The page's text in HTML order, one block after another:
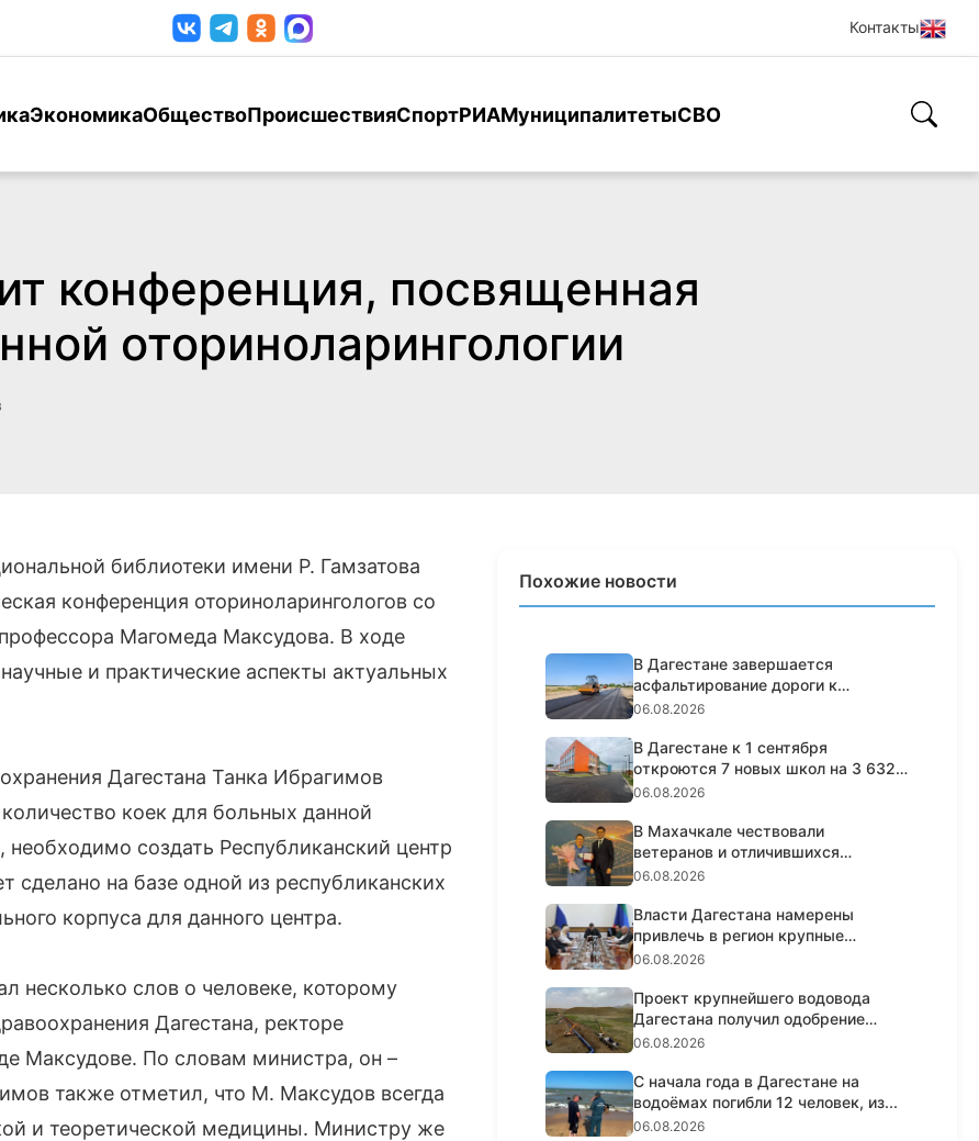
Контакты
ЭкономикаОбществоПроисшествияСпортРИАМуниципалитетыСВО
конференция, посвященная
оториноларингологии
библиотеки имени Р. Гамзатова
конференция оториноларингологов со
Магомеда Максудова. В ходе
и практические аспекты актуальных
Дагестана Танка Ибрагимов
коек для больных данной
создать Республиканский центр
сделано на базе одной из республиканских
корпуса для данного центра.
несколько слов о человеке, которому
Дагестана, ректоре
Максудове. По словам министра, он –
также отметил, что М. Максудов всегда
и теоретической медицины. Министру же
Похожие новости
В Дагестане завершается
асфальтирование дороги к
Самурскому...
06.08.2026
В Дагестане к 1 сентября
откроются 7 новых школ на 3 632
мес...
06.08.2026
В Махачкале чествовали
ветеранов и отличившихся
работников с...
06.08.2026
Власти Дагестана намерены
привлечь в регион крупные
сетевые...
06.08.2026
Проект крупнейшего водовода
Дагестана получил одобрение
госэ...
06.08.2026
С начала года в Дагестане на
водоёмах погибли 12 человек, из...
06.08.2026